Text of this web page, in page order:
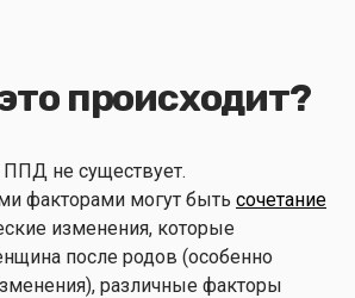
происходит?
не существует.
факторами могут быть сочетание
изменения, которые
после родов (особенно
различные факторы